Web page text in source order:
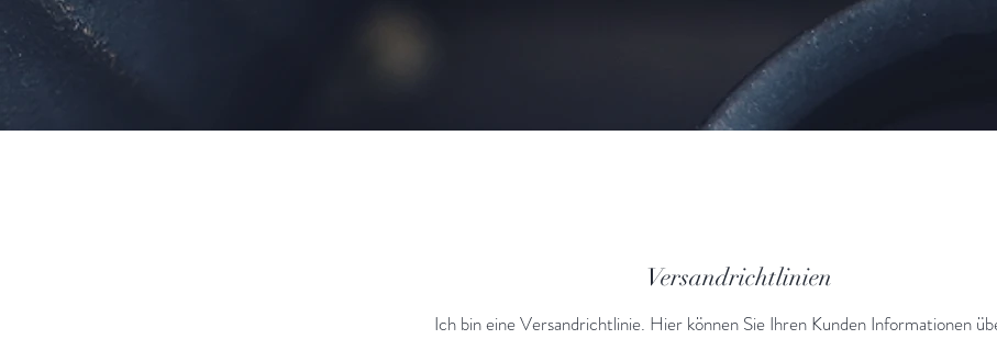
Versandrichtlinien
Ich bin eine Versandrichtlinie. Hier können Sie Ihren Kunden Informationen